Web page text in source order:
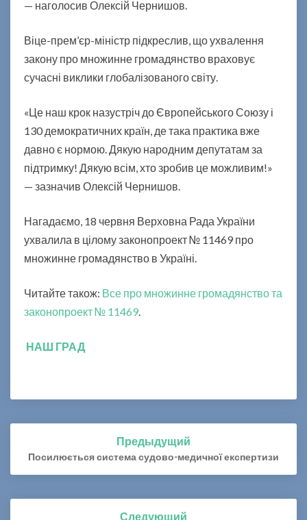
в
л
и
а
а
к
о
н
о
п
о
е
т
р
н
г
р
о
— наголосив Олексій Чернишов.
Віце-прем’єр-міністр підкреслив, що ухвалення
закону про множинне громадянство враховує
сучасні виклики глобалізованого світу.
«Це наш крок назустріч до Європейського Союзу і
130 демократичних країн, де така практика вже
давно є нормою. Дякую народним депутатам за
підтримку! Дякую всім, хто зробив це можливим!»
— зазначив Олексій Чернишов.
Нагадаємо, 18 червня Верховна Рада України
ухвалила в цілому законопроект № 11469 про
множинне громадянство в Україні.
Читайте також: Все про множинне громадянство та
законопроект № 11469.
НАШ ГРАД
по
записям
Предыдущий
Посилюється система судово-медичної експертизи
Следующий